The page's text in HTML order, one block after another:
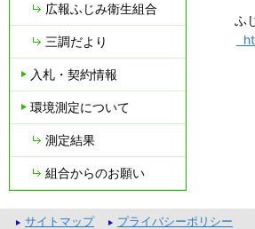
ふ
広報ふじみ衛生組合
三調だより
入札・契約情報
環境測定について
測定結果
組合からのお願い
サイトマップ プライバシーポリシー